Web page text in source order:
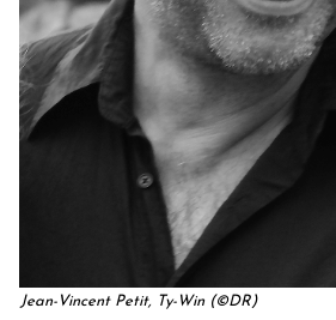
Jean-Vincent Petit, Ty-Win (©DR)